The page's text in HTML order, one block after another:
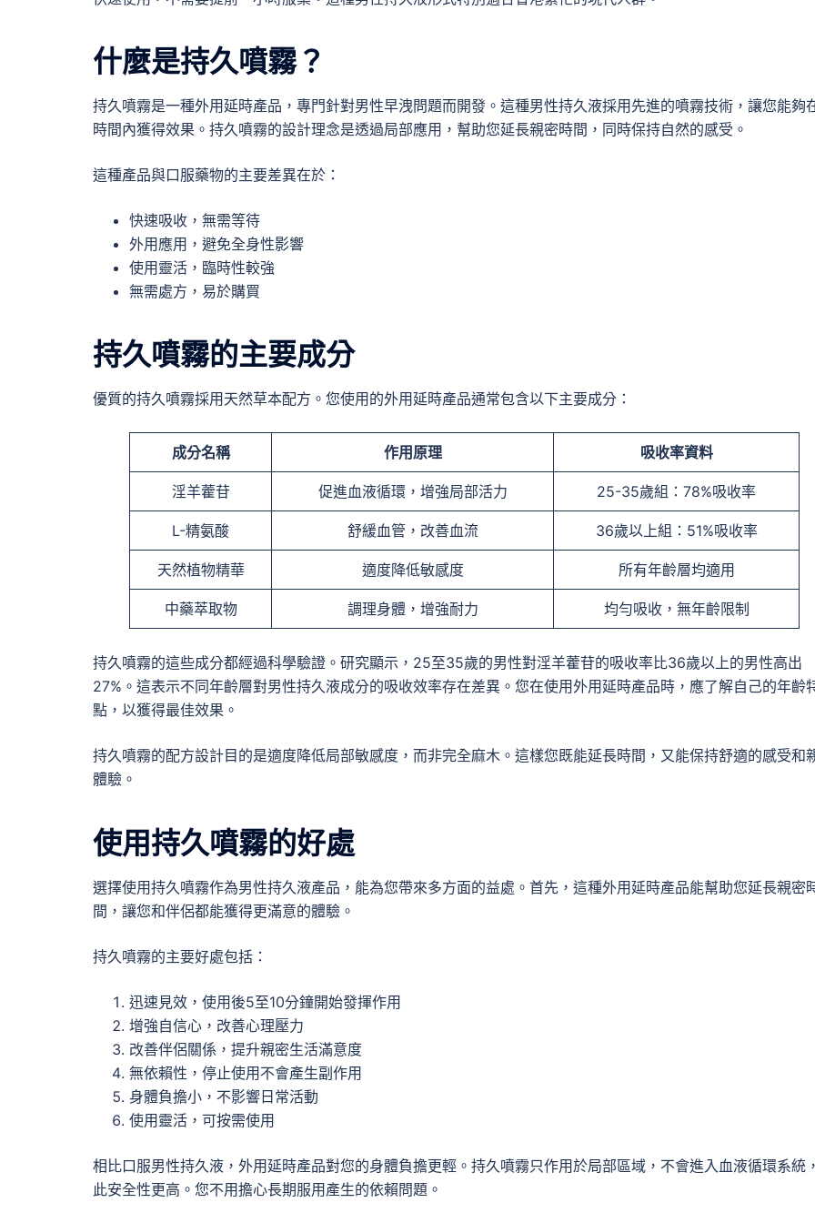
什麼是持久噴霧？
持久噴霧是一種外用延時產品，專門針對男性早洩問題而開發。這種男性持久液採用先進的噴霧技術，讓您能夠
時間內獲得效果。持久噴霧的設計理念是透過局部應用，幫助您延長親密時間，同時保持自然的感受。
這種產品與口服藥物的主要差異在於：
快速吸收，無需等待
外用應用，避免全身性影響
使用靈活，臨時性較強
無需處方，易於購買
持久噴霧的主要成分
優質的持久噴霧採用天然草本配方。您使用的外用延時產品通常包含以下主要成分：
成分名稱 作用原理 吸收率資料
淫羊藿苷 促進血液循環，增強局部活力 25-35歲組：78%吸收率
L-精氨酸 舒緩血管，改善血流 36歲以上組：51%吸收率
天然植物精華 適度降低敏感度 所有年齡層均適用
中藥萃取物 調理身體，增強耐力 均勻吸收，無年齡限制
持久噴霧的這些成分都經過科學驗證。研究顯示，25至35歲的男性對淫羊藿苷的吸收率比36歲以上的男性高出
27%。這表示不同年齡層對男性持久液成分的吸收效率存在差異。您在使用外用延時產品時，應了解自己的年齡
點，以獲得最佳效果。
持久噴霧的配方設計目的是適度降低局部敏感度，而非完全麻木。這樣您既能延長時間，又能保持舒適的感受和
體驗。
使用持久噴霧的好處
選擇使用持久噴霧作為男性持久液產品，能為您帶來多方面的益處。首先，這種外用延時產品能幫助您延長親密
間，讓您和伴侶都能獲得更滿意的體驗。
持久噴霧的主要好處包括：
迅速見效，使用後5至10分鐘開始發揮作用
增強自信心，改善心理壓力
改善伴侶關係，提升親密生活滿意度
無依賴性，停止使用不會產生副作用
身體負擔小，不影響日常活動
使用靈活，可按需使用
相比口服男性持久液，外用延時產品對您的身體負擔更輕。持久噴霧只作用於局部區域，不會進入血液循環系統
此安全性更高。您不用擔心長期服用產生的依賴問題。